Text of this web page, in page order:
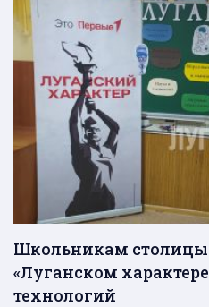
Школьникам столицы
«Луганском
технологий